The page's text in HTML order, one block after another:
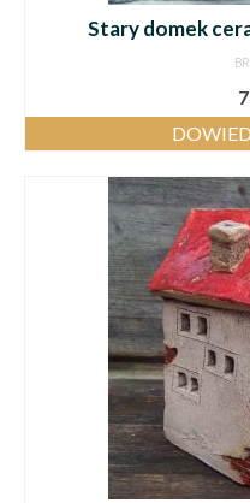
Stary domek